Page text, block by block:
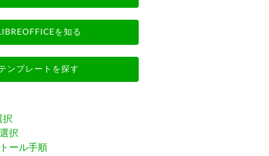
を知る
ンプレートを探す
択
択
ール手順